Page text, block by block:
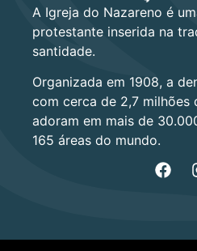
A Igreja do Nazareno é
protestante inserida na
santidade.
Organizada em 1908, a
com cerca de 2,7 milhões
adoram em mais de
165 áreas do mundo.